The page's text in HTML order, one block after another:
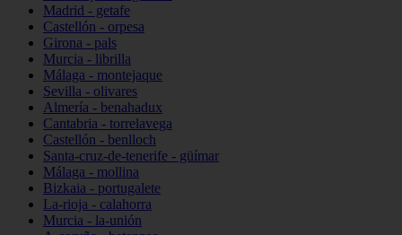
Madrid - getafe
Castellón - orpesa
Girona - pals
Murcia - librilla
Málaga - montejaque
Sevilla - olivares
Almería - benahadux
Cantabria - torrelavega
Castellón - benlloch
Santa-cruz-de-tenerife - güímar
Málaga - mollina
Bizkaia - portugalete
La-rioja - calahorra
Murcia - la-unión